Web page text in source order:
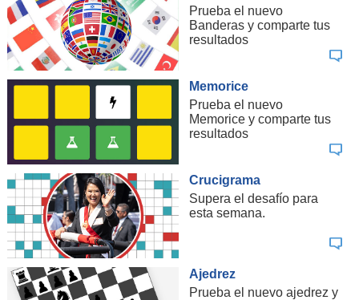
Prueba el nuevo
Banderas y comparte tus
resultados
Memorice
Prueba el nuevo
Memorice y comparte tus
resultados
Crucigrama
Supera el desafío para
esta semana.
Ajedrez
Prueba el nuevo ajedrez y